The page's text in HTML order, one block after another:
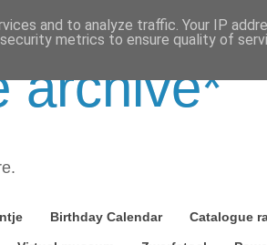
archive*
Birthday Calendar Catalogue
and to analyze traffic. Your IP
metrics to ensure quality of